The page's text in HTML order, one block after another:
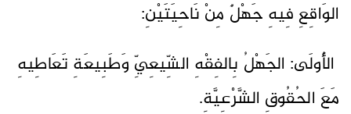
الوَاقِعِ فِيهِ جَهْلٌ مِنْ نَاحِيَتَيْنِ:
الأُولَى: الجَهْلُ بِالفِقْهِ الشِّيعِيِّ وَطَبِيعَةِ تَعَاطِيهِ
مَعَ الحُقُوقِ الشَّرْعِيَّةِ.